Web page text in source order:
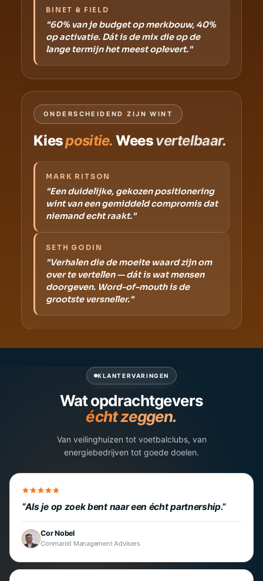
BINET & FIELD
"60% van je budget op merkbouw, 40%
op activatie. Dát is de mix die op de
lange termijn het meest oplevert."
ONDERSCHEIDEND ZIJN WINT
Kiespositie. Weesvertelbaar.
MARK RITSON
"Een duidelijke, gekozen positionering
wint van een gemiddeld compromis dat
niemand echt raakt."
SETH GODIN
"Verhalen die de moeite waard zijn om
over te vertellen — dát is wat mensen
doorgeven. Word-of-mouth is de
grootste versneller."
KLANTERVARINGEN
Wat opdrachtgevers
écht zeggen.
Van veilinghuizen tot voetbalclubs, van
energiebedrijven tot goede doelen.
Als je op zoek bent naar een écht partnership.
Cor Nobel
Conmaroil Management Advisers